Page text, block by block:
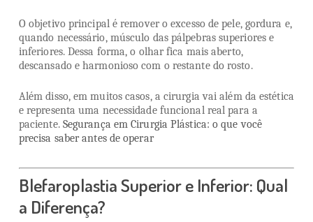
O objetivo principal é remover o excesso de pele, gordura e,
quando necessário, músculo das pálpebras superiores e
inferiores. Dessa forma, o olhar fica mais aberto,
descansado e harmonioso com o restante do rosto.
Além disso, em muitos casos, a cirurgia vai além da estética
e representa uma necessidade funcional real para a
paciente. Segurança em Cirurgia Plástica: o que você
precisa saber antes de operar
Blefaroplastia Superior e Inferior: Qual
a Diferença?